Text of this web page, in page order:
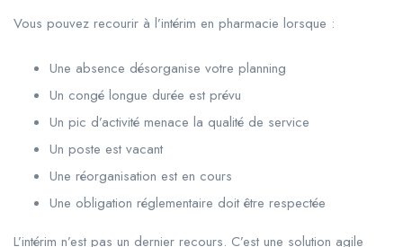
Vous pouvez recourir à l’intérim en pharmacie lorsque :
Une absence désorganise votre planning
Un congé longue durée est prévu
Un pic d’activité menace la qualité de service
Un poste est vacant
Une réorganisation est en cours
Une obligation réglementaire doit être respectée
L’intérim n’est pas un dernier recours. C’est une solution agile